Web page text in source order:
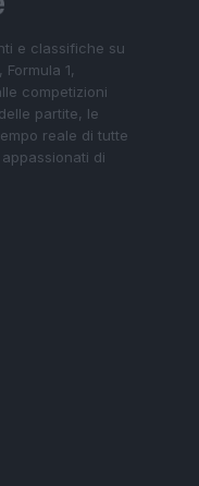
e classifiche su
1,
competizioni
partite, le
reale di tutte
di